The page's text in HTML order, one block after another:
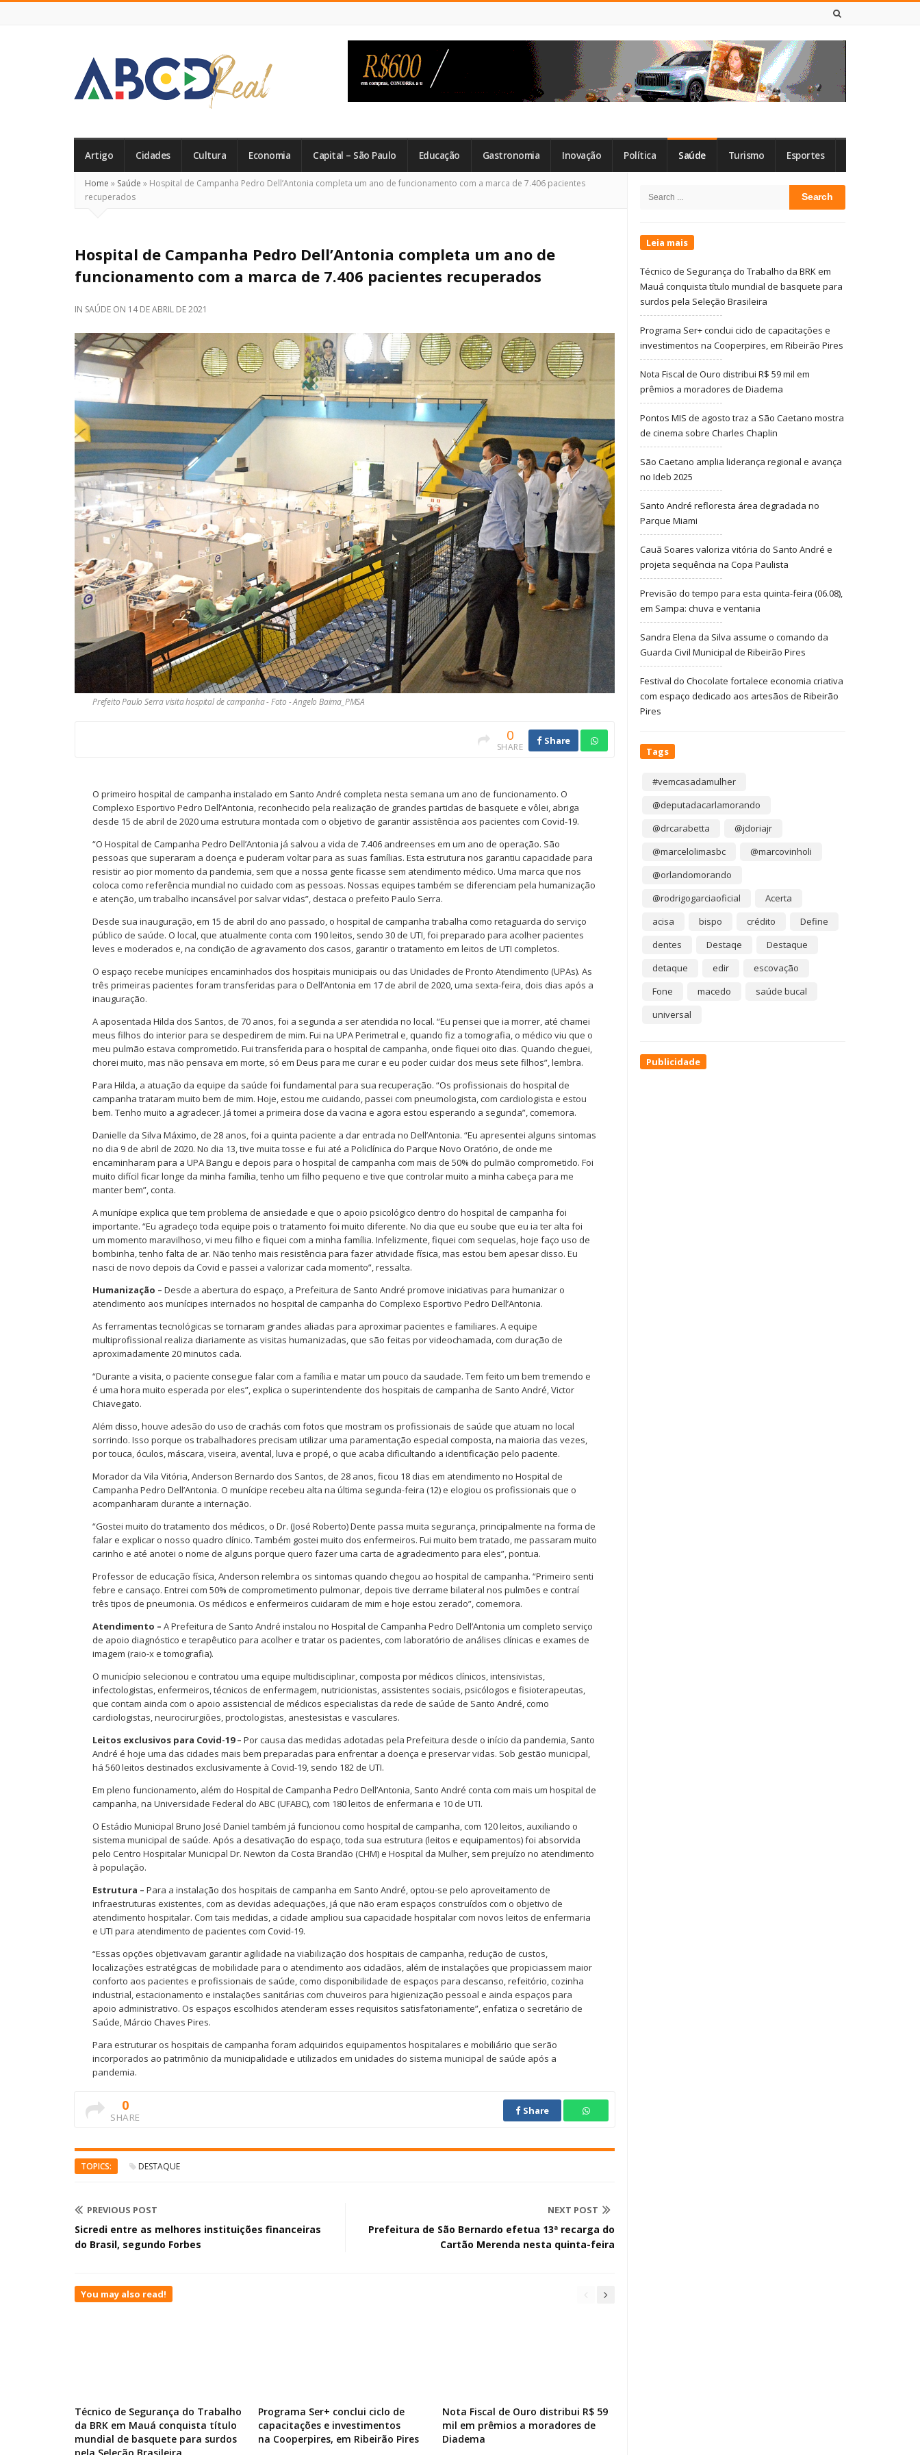
Real
Artigo Cidades Cultura Economia Capital – São Paulo Educação Gastronomia Inovação Política Saúde Turismo Esportes
Home » Saúde » Hospital de Campanha Pedro Dell’Antonia completa um ano de funcionamento com a marca de 7.406 pacientes
recuperados
Hospital de Campanha Pedro Dell’Antonia completa um ano de
funcionamento com a marca de 7.406 pacientes recuperados
IN SAÚDE ON 14 DE ABRIL DE 2021
Prefeito Paulo Serra visita hospital de campanha - Foto - Angelo Baima_PMSA
0
SHARE
Share
O primeiro hospital de campanha instalado em Santo André completa nesta semana um ano de funcionamento. O
Complexo Esportivo Pedro Dell’Antonia, reconhecido pela realização de grandes partidas de basquete e vôlei, abriga
desde 15 de abril de 2020 uma estrutura montada com o objetivo de garantir assistência aos pacientes com Covid-19.
“O Hospital de Campanha Pedro Dell’Antonia já salvou a vida de 7.406 andreenses em um ano de operação. São
pessoas que superaram a doença e puderam voltar para as suas famílias. Esta estrutura nos garantiu capacidade para
resistir ao pior momento da pandemia, sem que a nossa gente ficasse sem atendimento médico. Uma marca que nos
coloca como referência mundial no cuidado com as pessoas. Nossas equipes também se diferenciam pela humanização
e atenção, um trabalho incansável por salvar vidas”, destaca o prefeito Paulo Serra.
Desde sua inauguração, em 15 de abril do ano passado, o hospital de campanha trabalha como retaguarda do serviço
público de saúde. O local, que atualmente conta com 190 leitos, sendo 30 de UTI, foi preparado para acolher pacientes
leves e moderados e, na condição de agravamento dos casos, garantir o tratamento em leitos de UTI completos.
O espaço recebe munícipes encaminhados dos hospitais municipais ou das Unidades de Pronto Atendimento (UPAs). As
três primeiras pacientes foram transferidas para o Dell’Antonia em 17 de abril de 2020, uma sexta-feira, dois dias após a
inauguração.
A aposentada Hilda dos Santos, de 70 anos, foi a segunda a ser atendida no local. “Eu pensei que ia morrer, até chamei
meus filhos do interior para se despedirem de mim. Fui na UPA Perimetral e, quando fiz a tomografia, o médico viu que o
meu pulmão estava comprometido. Fui transferida para o hospital de campanha, onde fiquei oito dias. Quando cheguei,
chorei muito, mas não pensava em morte, só em Deus para me curar e eu poder cuidar dos meus sete filhos”, lembra.
Para Hilda, a atuação da equipe da saúde foi fundamental para sua recuperação. “Os profissionais do hospital de
campanha trataram muito bem de mim. Hoje, estou me cuidando, passei com pneumologista, com cardiologista e estou
bem. Tenho muito a agradecer. Já tomei a primeira dose da vacina e agora estou esperando a segunda”, comemora.
Danielle da Silva Máximo, de 28 anos, foi a quinta paciente a dar entrada no Dell’Antonia. “Eu apresentei alguns sintomas
no dia 9 de abril de 2020. No dia 13, tive muita tosse e fui até a Policlínica do Parque Novo Oratório, de onde me
encaminharam para a UPA Bangu e depois para o hospital de campanha com mais de 50% do pulmão comprometido. Foi
muito difícil ficar longe da minha família, tenho um filho pequeno e tive que controlar muito a minha cabeça para me
manter bem”, conta.
A munícipe explica que tem problema de ansiedade e que o apoio psicológico dentro do hospital de campanha foi
importante. “Eu agradeço toda equipe pois o tratamento foi muito diferente. No dia que eu soube que eu ia ter alta foi
um momento maravilhoso, vi meu filho e fiquei com a minha família. Infelizmente, fiquei com sequelas, hoje faço uso de
bombinha, tenho falta de ar. Não tenho mais resistência para fazer atividade física, mas estou bem apesar disso. Eu
nasci de novo depois da Covid e passei a valorizar cada momento”, ressalta.
Humanização – Desde a abertura do espaço, a Prefeitura de Santo André promove iniciativas para humanizar o
atendimento aos munícipes internados no hospital de campanha do Complexo Esportivo Pedro Dell’Antonia.
As ferramentas tecnológicas se tornaram grandes aliadas para aproximar pacientes e familiares. A equipe
multiprofissional realiza diariamente as visitas humanizadas, que são feitas por videochamada, com duração de
aproximadamente 20 minutos cada.
“Durante a visita, o paciente consegue falar com a família e matar um pouco da saudade. Tem feito um bem tremendo e
é uma hora muito esperada por eles”, explica o superintendente dos hospitais de campanha de Santo André, Victor
Chiavegato.
Além disso, houve adesão do uso de crachás com fotos que mostram os profissionais de saúde que atuam no local
sorrindo. Isso porque os trabalhadores precisam utilizar uma paramentação especial composta, na maioria das vezes,
por touca, óculos, máscara, viseira, avental, luva e propé, o que acaba dificultando a identificação pelo paciente.
Morador da Vila Vitória, Anderson Bernardo dos Santos, de 28 anos, ficou 18 dias em atendimento no Hospital de
Campanha Pedro Dell’Antonia. O munícipe recebeu alta na última segunda-feira (12) e elogiou os profissionais que o
acompanharam durante a internação.
“Gostei muito do tratamento dos médicos, o Dr. (José Roberto) Dente passa muita segurança, principalmente na forma de
falar e explicar o nosso quadro clínico. Também gostei muito dos enfermeiros. Fui muito bem tratado, me passaram muito
carinho e até anotei o nome de alguns porque quero fazer uma carta de agradecimento para eles”, pontua.
Professor de educação física, Anderson relembra os sintomas quando chegou ao hospital de campanha. “Primeiro senti
febre e cansaço. Entrei com 50% de comprometimento pulmonar, depois tive derrame bilateral nos pulmões e contraí
três tipos de pneumonia. Os médicos e enfermeiros cuidaram de mim e hoje estou zerado”, comemora.
Atendimento – A Prefeitura de Santo André instalou no Hospital de Campanha Pedro Dell’Antonia um completo serviço
de apoio diagnóstico e terapêutico para acolher e tratar os pacientes, com laboratório de análises clínicas e exames de
imagem (raio-x e tomografia).
O município selecionou e contratou uma equipe multidisciplinar, composta por médicos clínicos, intensivistas,
infectologistas, enfermeiros, técnicos de enfermagem, nutricionistas, assistentes sociais, psicólogos e fisioterapeutas,
que contam ainda com o apoio assistencial de médicos especialistas da rede de saúde de Santo André, como
cardiologistas, neurocirurgiões, proctologistas, anestesistas e vasculares.
Leitos exclusivos para Covid-19 – Por causa das medidas adotadas pela Prefeitura desde o início da pandemia, Santo
André é hoje uma das cidades mais bem preparadas para enfrentar a doença e preservar vidas. Sob gestão municipal,
há 560 leitos destinados exclusivamente à Covid-19, sendo 182 de UTI.
Em pleno funcionamento, além do Hospital de Campanha Pedro Dell’Antonia, Santo André conta com mais um hospital de
campanha, na Universidade Federal do ABC (UFABC), com 180 leitos de enfermaria e 10 de UTI.
O Estádio Municipal Bruno José Daniel também já funcionou como hospital de campanha, com 120 leitos, auxiliando o
sistema municipal de saúde. Após a desativação do espaço, toda sua estrutura (leitos e equipamentos) foi absorvida
pelo Centro Hospitalar Municipal Dr. Newton da Costa Brandão (CHM) e Hospital da Mulher, sem prejuízo no atendimento
à população.
Estrutura – Para a instalação dos hospitais de campanha em Santo André, optou-se pelo aproveitamento de
infraestruturas existentes, com as devidas adequações, já que não eram espaços construídos com o objetivo de
atendimento hospitalar. Com tais medidas, a cidade ampliou sua capacidade hospitalar com novos leitos de enfermaria
e UTI para atendimento de pacientes com Covid-19.
“Essas opções objetivavam garantir agilidade na viabilização dos hospitais de campanha, redução de custos,
localizações estratégicas de mobilidade para o atendimento aos cidadãos, além de instalações que propiciassem maior
conforto aos pacientes e profissionais de saúde, como disponibilidade de espaços para descanso, refeitório, cozinha
industrial, estacionamento e instalações sanitárias com chuveiros para higienização pessoal e ainda espaços para
apoio administrativo. Os espaços escolhidos atenderam esses requisitos satisfatoriamente”, enfatiza o secretário de
Saúde, Márcio Chaves Pires.
Para estruturar os hospitais de campanha foram adquiridos equipamentos hospitalares e mobiliário que serão
incorporados ao patrimônio da municipalidade e utilizados em unidades do sistema municipal de saúde após a
pandemia.
0
SHARE
Share
TOPICS: DESTAQUE
PREVIOUS POST
Sicredi entre as melhores instituições financeiras
do Brasil, segundo Forbes
NEXT POST
Prefeitura de São Bernardo efetua 13ª recarga do
Cartão Merenda nesta quinta-feira
You may also read!
Técnico de Segurança do Trabalho
da BRK em Mauá conquista título
mundial de basquete para surdos
Programa Ser+ conclui ciclo de
capacitações e investimentos
na Cooperpires, em Ribeirão Pires
Nota Fiscal de Ouro distribui R$ 59
mil em prêmios a moradores de
Diadema
Sidebar
Search
Leia mais
Técnico de Segurança do Trabalho da BRK em
Mauá conquista título mundial de basquete para
surdos pela Seleção Brasileira
Programa Ser+ conclui ciclo de capacitações e
investimentos na Cooperpires, em Ribeirão Pires
Nota Fiscal de Ouro distribui R$ 59 mil em
prêmios a moradores de Diadema
Pontos MIS de agosto traz a São Caetano mostra
de cinema sobre Charles Chaplin
São Caetano amplia liderança regional e avança
no Ideb 2025
Santo André refloresta área degradada no
Parque Miami
Cauã Soares valoriza vitória do Santo André e
projeta sequência na Copa Paulista
Previsão do tempo para esta quinta-feira (06.08),
em Sampa: chuva e ventania
Sandra Elena da Silva assume o comando da
Guarda Civil Municipal de Ribeirão Pires
Festival do Chocolate fortalece economia criativa
com espaço dedicado aos artesãos de Ribeirão
Pires
Tags
#vemcasadamulher
@deputadacarlamorando
@drcarabetta
@jdoriajr
@marcelolimasbc
@marcovinholi
@orlandomorando
@rodrigogarciaoficial
Acerta
acisa
bispo crédito
Define
dentes
Destaqe
Destaque
detaque
edir
escovação
Fone
macedo
saúde bucal
universal
Publicidade